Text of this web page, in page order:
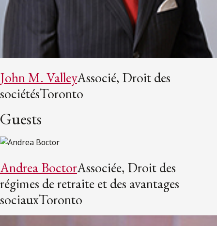
John M. ValleyAssocié, Droit des
sociétésToronto
Guests
Andrea BoctorAssociée, Droit des
régimes de retraite et des avantages
sociauxToronto